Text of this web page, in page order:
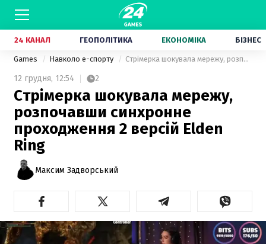
24 КАНАЛ ГЕОПОЛІТИКА ЕКОНОМІКА БІЗНЕС
Games Навколо е-спорту Стрімерка шокувала мережу, розпочавши синхронне проходження 2 версій Elden Ring
12 грудня, 12:54 2
Стрімерка шокувала мережу,
розпочавши синхронне
проходження 2 версій Elden
Ring
Максим Задворський